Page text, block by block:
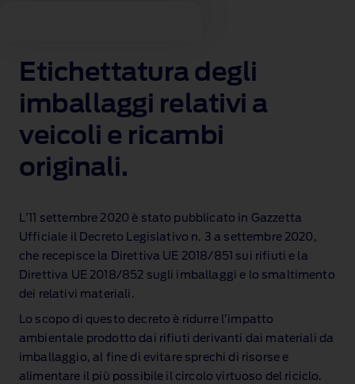
Etichettatura degli
imballaggi relativi a
veicoli e ricambi
originali.
L’11 settembre 2020 è stato pubblicato in Gazzetta
Ufficiale il Decreto Legislativo n. 3 a settembre 2020,
che recepisce la Direttiva UE 2018/851 sui rifiuti e la
Direttiva UE 2018/852 sugli imballaggi e lo smaltimento
dei relativi materiali.
Lo scopo di questo decreto è ridurre l’impatto
ambientale prodotto dai rifiuti derivanti dai materiali da
imballaggio, al fine di evitare sprechi di risorse e
alimentare il più possibile il circolo virtuoso del riciclo.